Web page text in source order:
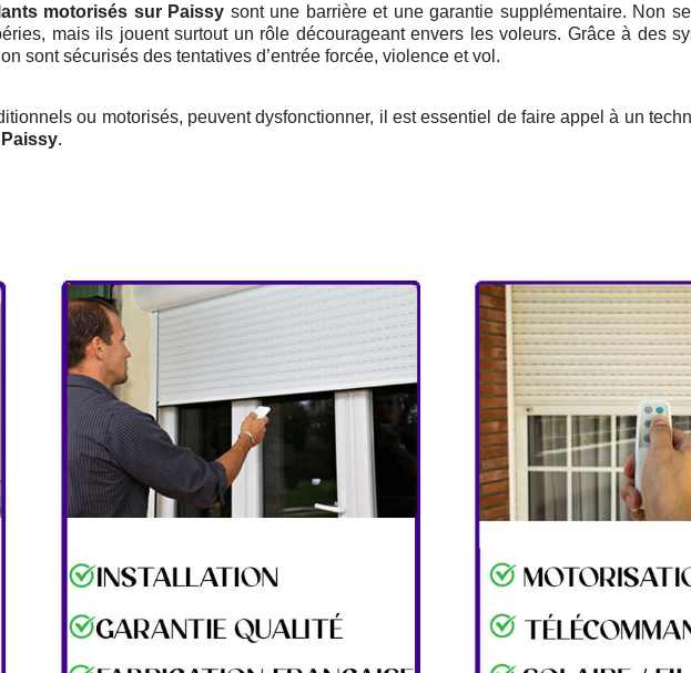
motorisés sur Paissy sont une barrière et une garantie supplémentaire. Non
mais ils jouent surtout un rôle décourageant envers les voleurs. Grâce à des
sont sécurisés des tentatives d’entrée forcée, violence et vol.
ou motorisés, peuvent dysfonctionner, il est essentiel de faire appel à un
.